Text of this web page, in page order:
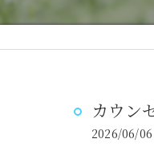
カウン
2026/06/06